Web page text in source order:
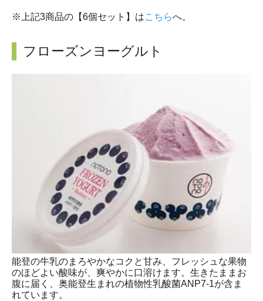
※上記3商品の【6個セット】はこちらへ。
フローズンヨーグルト
能登の牛乳のまろやかなコクと甘み、フレッシュな果物
のほどよい酸味が、爽やかに口溶けます。生きたままお
腹に届く、奥能登生まれの植物性乳酸菌ANP7-1が含ま
れています。